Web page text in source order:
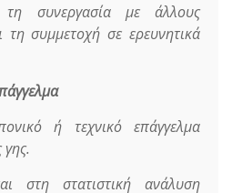
τη συνεργασία με άλλους
τη συμμετοχή σε ερευνητικά
ή τεχνικό επάγγελμα
γης.
στη στατιστική ανάλυση